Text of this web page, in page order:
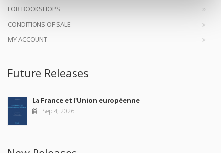
FOR BOOKSHOPS
CONDITIONS OF SALE
MY ACCOUNT
Future Releases
La France et l'Union européenne
Sep 4, 2026